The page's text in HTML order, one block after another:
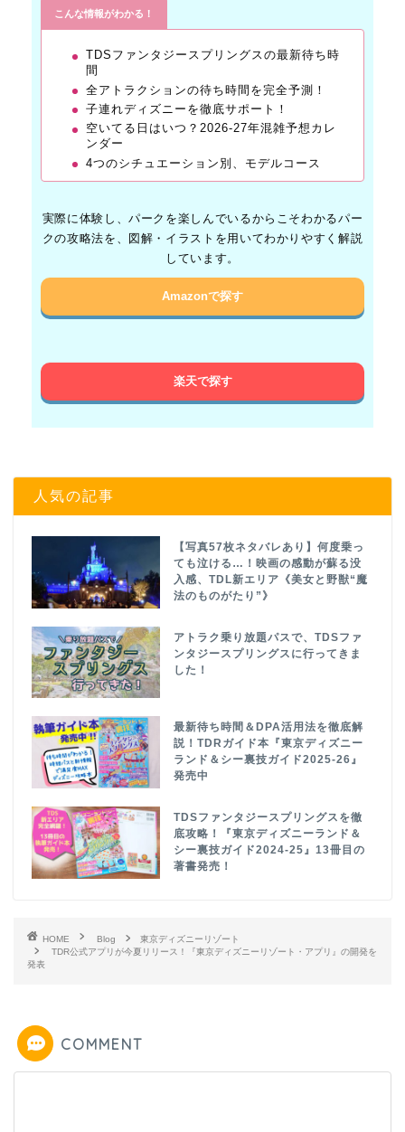
こんな情報がわかる！
TDSファンタジースプリングスの最新待ち時
間
全アトラクションの待ち時間を完全予測！
子連れディズニーを徹底サポート！
空いてる日はいつ？2026-27年混雑予想カレ
ンダー
4つのシチュエーション別、モデルコース
実際に体験し、パークを楽しんでいるからこそわかるパー
クの攻略法を、図解・イラストを用いてわかりやすく解説
しています。
Amazonで探す
楽天で探す
人気の記事
【写真57枚ネタバレあり】何度乗っ
ても泣ける…！映画の感動が蘇る没
入感、TDL新エリア《美女と野獣“魔
法のものがたり”》
アトラク乗り放題パスで、TDSファ
ンタジースプリングスに行ってきま
した！
最新待ち時間＆DPA活用法を徹底解
説！TDRガイド本『東京ディズニー
ランド＆シー裏技ガイド2025-26』
発売中
TDSファンタジースプリングスを徹
底攻略！『東京ディズニーランド＆
シー裏技ガイド2024-25』13冊目の
著書発売！
HOME Blog
東京ディズニーリゾート
TDR公式アプリが今夏リリース！『東京ディズニーリゾート・アプリ』の開発を
発表
COMMENT